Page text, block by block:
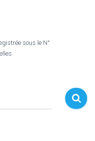
sous le N°